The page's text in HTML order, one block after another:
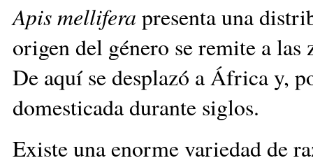
Apis mellifera presenta una
origen del género se remite a
De aquí se desplazó a África y,
domesticada durante siglos.
Existe una enorme variedad de